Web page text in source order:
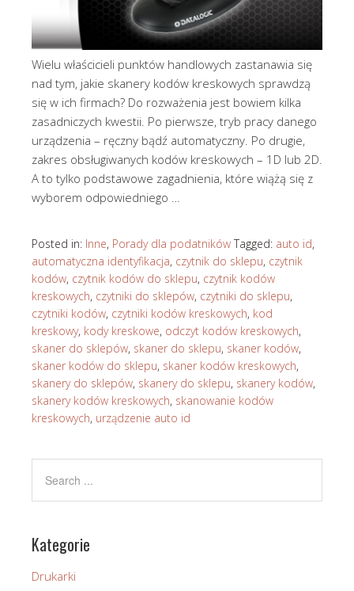
Wielu właścicieli punktów handlowych zastanawia się
nad tym, jakie skanery kodów kreskowych sprawdzą
się w ich firmach? Do rozważenia jest bowiem kilka
zasadniczych kwestii. Po pierwsze, tryb pracy danego
urządzenia – ręczny bądź automatyczny. Po drugie,
zakres obsługiwanych kodów kreskowych – 1D lub 2D.
A to tylko podstawowe zagadnienia, które wiążą się z
wyborem odpowiedniego …
Posted in: Inne, Porady dla podatników Tagged: auto id,
automatyczna identyfikacja, czytnik do sklepu, czytnik
kodów, czytnik kodów do sklepu, czytnik kodów
kreskowych, czytniki do sklepów, czytniki do sklepu,
czytniki kodów, czytniki kodów kreskowych, kod
kreskowy, kody kreskowe, odczyt kodów kreskowych,
skaner do sklepów, skaner do sklepu, skaner kodów,
skaner kodów do sklepu, skaner kodów kreskowych,
skanery do sklepów, skanery do sklepu, skanery kodów,
skanery kodów kreskowych, skanowanie kodów
kreskowych, urządzenie auto id
Kategorie
Drukarki